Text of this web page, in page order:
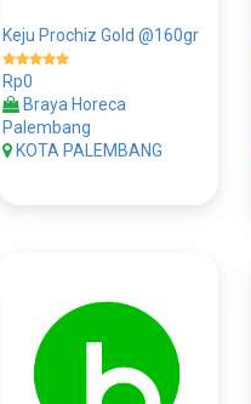
Keju Prochiz Gold @160gr
Rp0
Braya Horeca
Palembang
KOTA PALEMBANG